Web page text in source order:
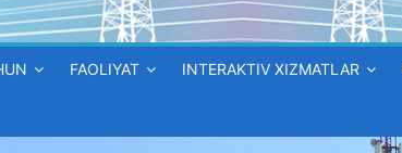
FAOLIYAT INTERAKTIV XIZMATLAR